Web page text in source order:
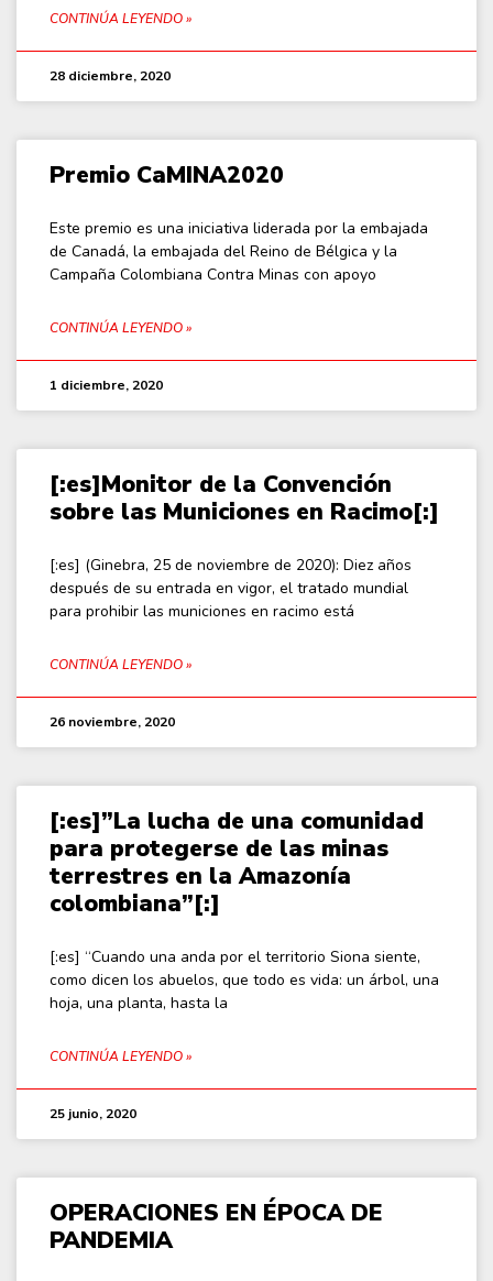
CONTINÚA LEYENDO »
28 diciembre, 2020
Premio CaMINA2020
Este premio es una iniciativa liderada por la embajada
de Canadá, la embajada del Reino de Bélgica y la
Campaña Colombiana Contra Minas con apoyo
CONTINÚA LEYENDO »
1 diciembre, 2020
[:es]Monitor de la Convención
sobre las Municiones en Racimo[:]
[:es] (Ginebra, 25 de noviembre de 2020): Diez años
después de su entrada en vigor, el tratado mundial
para prohibir las municiones en racimo está
CONTINÚA LEYENDO »
26 noviembre, 2020
[:es]”La lucha de una comunidad
para protegerse de las minas
terrestres en la Amazonía
colombiana”[:]
[:es] “Cuando una anda por el territorio Siona siente,
como dicen los abuelos, que todo es vida: un árbol, una
hoja, una planta, hasta la
CONTINÚA LEYENDO »
25 junio, 2020
OPERACIONES EN ÉPOCA DE
PANDEMIA